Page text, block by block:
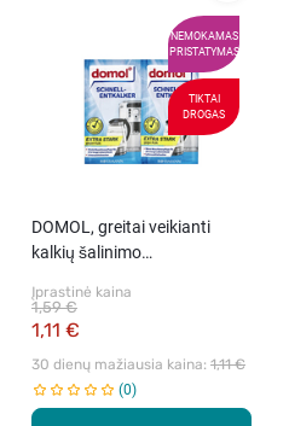
NEMOKAMAS
PRISTATYMAS
TIKTAI
DROGAS
DOMOL, greitai veikianti
kalkių šalinimo
Įprastinė kaina
1,11 €
1,59 €
30 dienų mažiausia kaina: 1,11 €
0